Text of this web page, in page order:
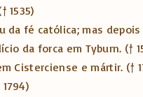
1535)
fé católica; mas
da forca em Tyburn. (†
Cisterciense e mártir. (†